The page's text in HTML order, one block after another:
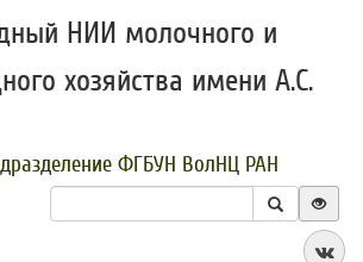
НИИ молочного и
хозяйства имени А.С.
ФГБУН ВолНЦ РАН